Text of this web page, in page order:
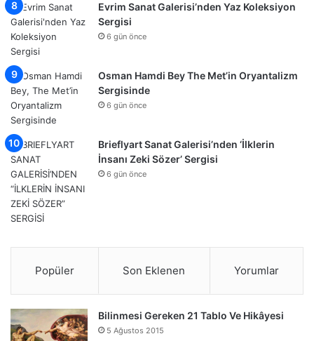
Evrim Sanat Galerisi’nden Yaz Koleksiyon
Sergisi
6 gün önce
Osman Hamdi Bey The Met’in Oryantalizm
Sergisinde
6 gün önce
Brieflyart Sanat Galerisi’nden ‘İlklerin
İnsanı Zeki Sözer’ Sergisi
6 gün önce
Popüler Son Eklenen Yorumlar
Bilinmesi Gereken 21 Tablo Ve Hikâyesi
5 Ağustos 2015